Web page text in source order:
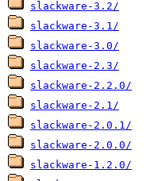
slackware-3.2/
slackware-3.1/
slackware-3.0/
slackware-2.3/
slackware-2.2.0/
slackware-2.1/
slackware-2.0.1/
slackware-2.0.0/
slackware-1.2.0/